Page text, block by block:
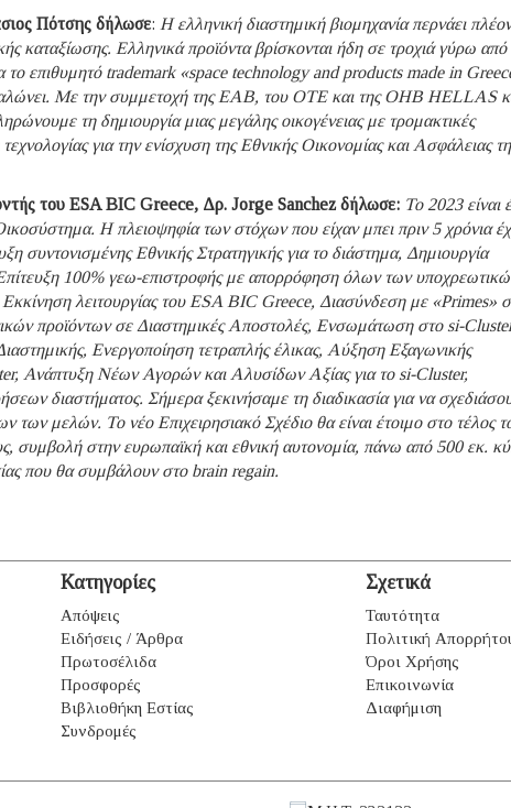
Πότσης δήλωσε: Η ελληνική διαστημική βιομηχανία περνάει πλέον
καταξίωσης. Ελληνικά προϊόντα βρίσκονται ήδη σε τροχιά γύρω από
το επιθυμητό trademark «space technology and products made in
Με την συμμετοχή της ΕΑΒ, του ΟΤΕ και της OHB HELLAS
τη δημιουργία μιας μεγάλης οικογένειας με τρομακτικές
για την ενίσχυση της Εθνικής Οικονομίας και Ασφάλειας
του ESA BIC Greece, Δρ. Jorge Sanchez δήλωσε: Το 2023 είναι
Η πλειοψηφία των στόχων που είχαν μπει πριν 5 χρόνια
συντονισμένης Εθνικής Στρατηγικής για το διάστημα, Δημιουργία
100% γεω-επιστροφής με απορρόφηση όλων των
λειτουργίας του ESA BIC Greece, Διασύνδεση με «Primes»
προϊόντων σε Διαστημικές Αποστολές, Ενσωμάτωση στο si-
Ενεργοποίηση τετραπλής έλικας, Αύξηση Εξαγωνικής
Ανάπτυξη Νέων Αγορών και Αλυσίδων Αξίας για το si-Cluster,
διαστήματος. Σήμερα ξεκινήσαμε τη διαδικασία για να
των μελών. Το νέο Επιχειρησιακό Σχέδιο θα είναι έτοιμο στο τέλος
συμβολή στην ευρωπαϊκή και εθνική αυτονομία, πάνω από 500 εκ.
που θα συμβάλουν στο brain regain.
Κατηγορίες
Απόψεις
Ειδήσεις / Άρθρα
Πρωτοσέλιδα
Προσφορές
Βιβλιοθήκη Εστίας
Συνδρομές
Σχετικά
Ταυτότητα
Πολιτική
Όροι Χρήσης
Επικοινωνία
Διαφήμιση